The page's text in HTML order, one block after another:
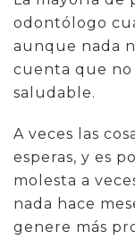
odontólogo
aunque nada
cuenta que no
saludable.
A veces las
esperas, y es
molesta a
nada hace
genere más